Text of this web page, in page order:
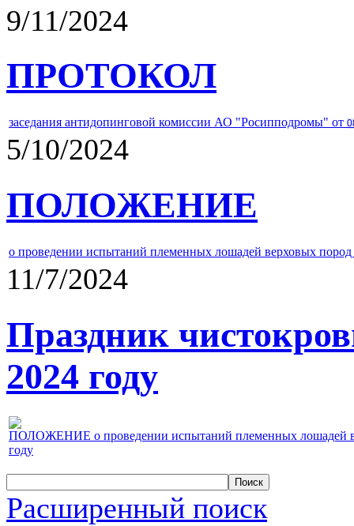
9/11/2024
ПРОТОКОЛ
заседания антидопинговой комиссии АО "Росипподромы" от
5/10/2024
ПОЛОЖЕНИЕ
о проведении испытаний племенных лошадей верховых
11/7/2024
Праздник
2024 году
ПОЛОЖЕНИЕ о проведении испытаний племенных лошадей
году
Расширенный поиск